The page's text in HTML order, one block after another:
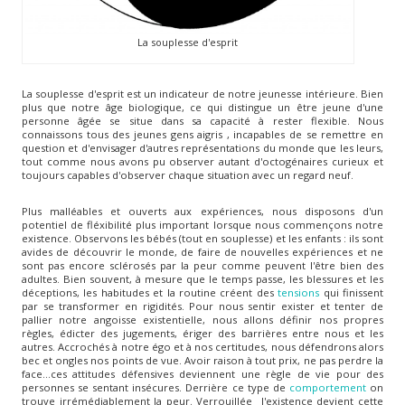
La souplesse d'esprit
La souplesse d'esprit est un indicateur de notre jeunesse intérieure. Bien
plus que notre âge biologique, ce qui distingue un être jeune d'une
personne âgée se situe dans sa capacité à rester flexible. Nous
connaissons tous des jeunes gens aigris , incapables de se remettre en
question et d'envisager d'autres représentations du monde que les leurs,
tout comme nous avons pu observer autant d'octogénaires curieux et
toujours capables d'observer chaque situation avec un regard neuf.
Plus malléables et ouverts aux expériences, nous disposons d'un
potentiel de fléxibilité plus important lorsque nous commençons notre
existence. Observons les bébés (tout en souplesse) et les enfants : ils sont
avides de découvrir le monde, de faire de nouvelles expériences et ne
sont pas encore sclérosés par la peur comme peuvent l'être bien des
adultes. Bien souvent, à mesure que le temps passe, les blessures et les
déceptions, les habitudes et la routine créent destensions qui finissent
par se transformer en rigidités. Pour nous sentir exister et tenter de
pallier notre angoisse existentielle, nous allons définir nos propres
règles, édicter des jugements, ériger des barrières entre nous et les
autres. Accrochés à notre égo et à nos certitudes, nous défendrons alors
bec et ongles nos points de vue. Avoir raison à tout prix, ne pas perdre la
face...ces attitudes défensives deviennent une règle de vie pour des
personnes se sentant insécures. Derrière ce type de comportementon
trouve irrémédiablement la peur. Verrouillée l'existence devient cette